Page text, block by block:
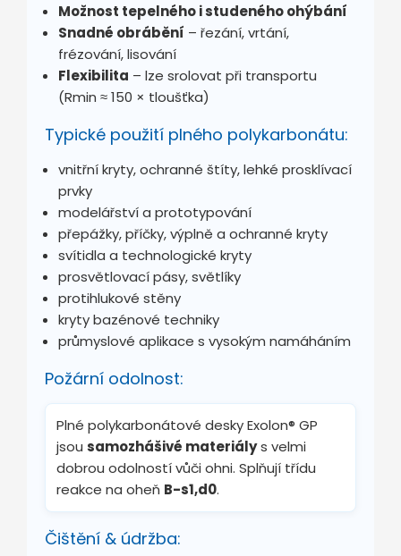
Možnost tepelného i studeného ohýbání
Snadné obrábění – řezání, vrtání,
frézování, lisování
Flexibilita – lze srolovat při transportu
(Rmin ≈ 150 × tloušťka)
Typické použití plného polykarbonátu:
vnitřní kryty, ochranné štíty, lehké prosklívací
prvky
modelářství a prototypování
přepážky, příčky, výplně a ochranné kryty
svítidla a technologické kryty
prosvětlovací pásy, světlíky
protihlukové stěny
kryty bazénové techniky
průmyslové aplikace s vysokým namáháním
Požární odolnost:
Plné polykarbonátové desky Exolon® GP
jsou samozhášivé materiálys velmi
dobrou odolností vůči ohni. Splňují třídu
reakce na oheň B-s1,d0.
Čištění & údržba: